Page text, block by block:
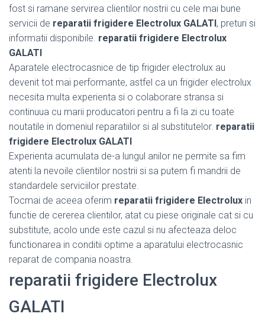
fost si ramane servirea clientilor nostrii cu cele mai bune
servicii de reparatii frigidere Electrolux GALATI, preturi si
informatii disponibile. reparatii frigidere Electrolux
GALATI
Aparatele electrocasnice de tip frigider electrolux au
devenit tot mai performante, astfel ca un frigider electrolux
necesita multa experienta si o colaborare stransa si
continuua cu marii producatori pentru a fi la zi cu toate
noutatile in domeniul reparatiilor si al substitutelor. reparatii
frigidere Electrolux GALATI
Experienta acumulata de-a lungul anilor ne permite sa fim
atenti la nevoile clientilor nostrii si sa putem fi mandrii de
standardele serviciilor prestate.
Tocmai de aceea oferim reparatii frigidere Electrolux in
functie de cererea clientilor, atat cu piese originale cat si cu
substitute, acolo unde este cazul si nu afecteaza deloc
functionarea in conditii optime a aparatului electrocasnic
reparat de compania noastra.
reparatii frigidere Electrolux
GALATI